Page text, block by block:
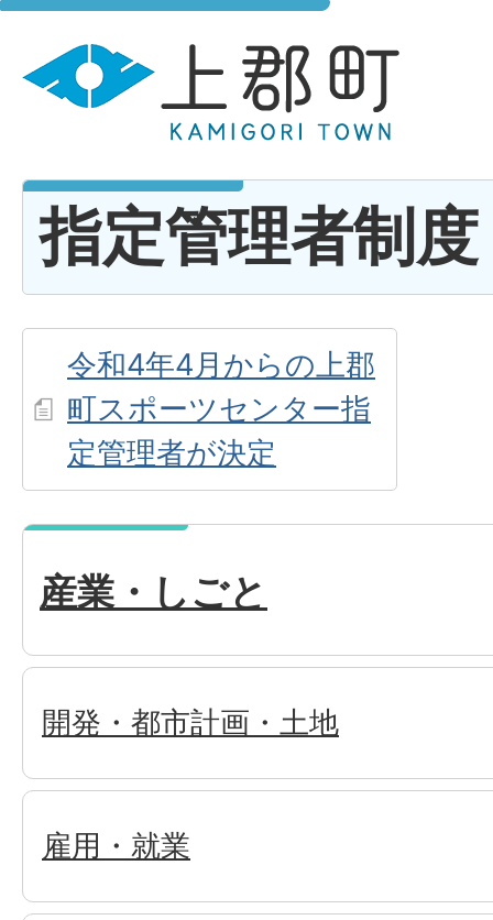
指定管理者制度
令和4年4月からの上郡
町スポーツセンター指
定管理者が決定
産業・しごと
開発・都市計画・土地
雇用・就業